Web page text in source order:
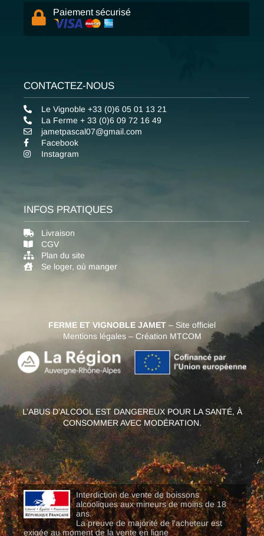
Paiement sécurisé
CONTACTEZ-NOUS
Le Vignoble +33 (0)6 05 01 13 21
La Ferme + 33 (0)6 09 72 16 49
jametpascal07@gmail.com
Facebook
Instagram
INFOS PRATIQUES
Livraison
CGV
Plan du site
Se loger, où manger
FERME ET VIGNOBLE JAMET – Site officiel
Mentions légales– Création MTCOM
L’ABUS D’ALCOOL EST DANGEREUX POUR LA SANTÉ, À
CONSOMMER AVEC MODÉRATION.
Interdiction de vente de boissons
alcooliques aux mineurs de moins de 18
ans.
La preuve de majorité de l'acheteur est
exigée au moment de la vente en ligne